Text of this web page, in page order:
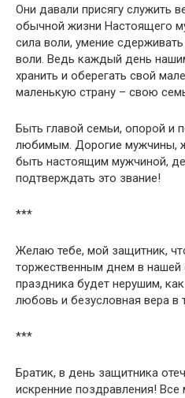
Они давали присягу служить
обычной жизни Настоящего
сила воли, умение
воли. Ведь каждый день
хранить и оберегать свой
маленькую страну – свою
Быть главой семьи, опорой и
любимым. Дорогие мужчины,
быть настоящим мужчиной,
подтверждать это звание!
***
Желаю тебе, мой защитник,
торжественным днем в нашей
праздника будет нерушим,
любовь и безусловная вера в
***
Братик, в день защитника
искренние поздравления!